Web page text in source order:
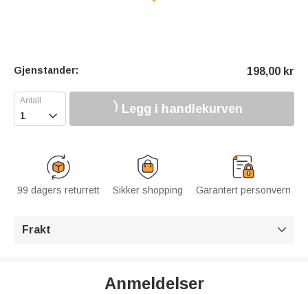
Gjenstander: 198,00 kr
 Legg i handlekurven
99 dagers returrett Sikker shopping Garantert personvern
Frakt 
Anmeldelser